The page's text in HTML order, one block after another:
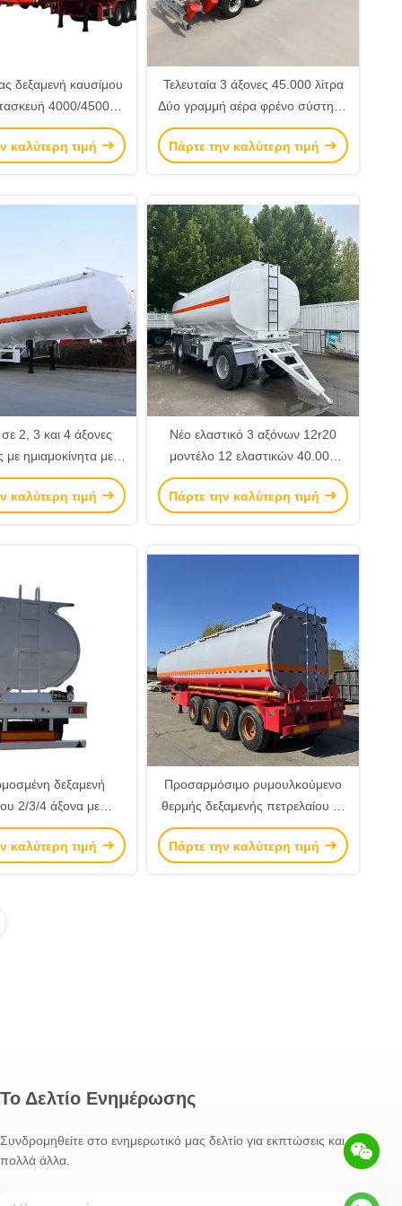
δεξαμενή καυσίμου
4000/45000
καυσίμου
ημιπροκατασκευή
καλύτερη τιμή
Τελευταία 3 άξονες 45.000 λίτρα
Δύο γραμμή αέρα φρένο σύστημα
φρένων καυσίμου μεταφοράς
δεξαμενή ημιπροκατασκευή
Πάρτε την καλύτερη τιμή
σε 2, 3 και 4 άξονες
με ημιαμοκίνητα με
45.000 έως 50.000
κυβικά μέτρα) με 4
καλύτερη τιμή
Νέο ελαστικό 3 αξόνων 12r20
μοντέλο 12 ελαστικών 40.000
λίτρα 45.000 λίτρα δεξαμενή
καυσίμου ημιπροκατασκευή
Πάρτε την καλύτερη τιμή
δεξαμενή
2/3/4 άξονα με
4000/45000 λίτρων
καλύτερη τιμή
Προσαρμόσιμο ρυμουλκούμενο
θερμής δεξαμενής πετρελαίου με
μέγιστο ωφέλιμο φορτίο 50 τόνων
Διαστάσεις 11800*2500*3700mm
Πάρτε την καλύτερη τιμή
Το Δελτίο Ενημέρωσης
Συνδρομηθείτε στο ενημερωτικό μας δελτίο για εκπτώσεις και
πολλά άλλα.